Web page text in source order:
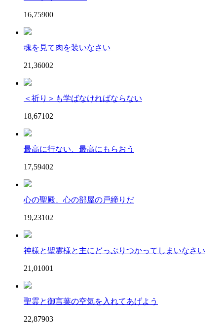
16,75900
魂を見て肉を装いなさい
21,36002
＜祈り＞も学ばなければならない
18,67102
最高に行ない、最高にもらおう
17,59402
心の聖殿、心の部屋の戸締りだ
19,23102
神様と聖霊様と主にどっぷりつかってしまいなさい
21,01001
聖霊と御言葉の空気を入れてあげよう
22,87903